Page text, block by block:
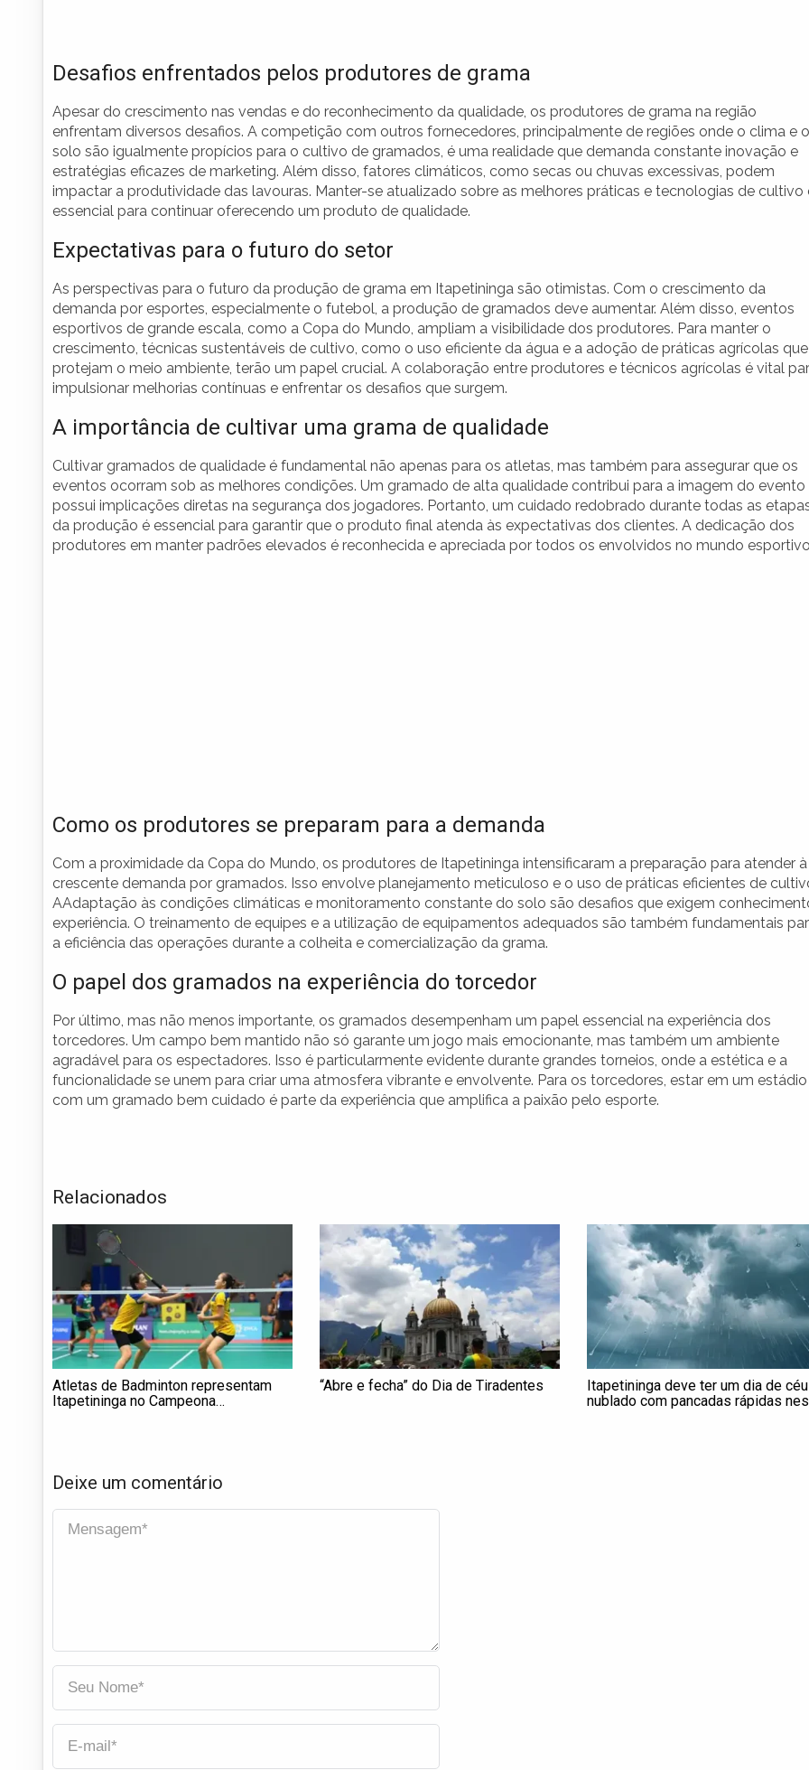
Desafios enfrentados pelos produtores de grama
Apesar do crescimento nas vendas e do reconhecimento da qualidade, os produtores de grama na região
enfrentam diversos desafios. A competição com outros fornecedores, principalmente de regiões onde o clima e o
solo são igualmente propícios para o cultivo de gramados, é uma realidade que demanda constante inovação e
estratégias eficazes de marketing. Além disso, fatores climáticos, como secas ou chuvas excessivas, podem
impactar a produtividade das lavouras. Manter-se atualizado sobre as melhores práticas e tecnologias de cultivo
essencial para continuar oferecendo um produto de qualidade.
Expectativas para o futuro do setor
As perspectivas para o futuro da produção de grama em Itapetininga são otimistas. Com o crescimento da
demanda por esportes, especialmente o futebol, a produção de gramados deve aumentar. Além disso, eventos
esportivos de grande escala, como a Copa do Mundo, ampliam a visibilidade dos produtores. Para manter o
crescimento, técnicas sustentáveis de cultivo, como o uso eficiente da água e a adoção de práticas agrícolas que
protejam o meio ambiente, terão um papel crucial. A colaboração entre produtores e técnicos agrícolas é vital
impulsionar melhorias contínuas e enfrentar os desafios que surgem.
A importância de cultivar uma grama de qualidade
Cultivar gramados de qualidade é fundamental não apenas para os atletas, mas também para assegurar que os
eventos ocorram sob as melhores condições. Um gramado de alta qualidade contribui para a imagem do evento
possui implicações diretas na segurança dos jogadores. Portanto, um cuidado redobrado durante todas as
da produção é essencial para garantir que o produto final atenda às expectativas dos clientes. A dedicação dos
produtores em manter padrões elevados é reconhecida e apreciada por todos os envolvidos no mundo
Como os produtores se preparam para a demanda
Com a proximidade da Copa do Mundo, os produtores de Itapetininga intensificaram a preparação para atender à
crescente demanda por gramados. Isso envolve planejamento meticuloso e o uso de práticas eficientes de
AAdaptação às condições climáticas e monitoramento constante do solo são desafios que exigem
experiência. O treinamento de equipes e a utilização de equipamentos adequados são também fundamentais
a eficiência das operações durante a colheita e comercialização da grama.
O papel dos gramados na experiência do torcedor
Por último, mas não menos importante, os gramados desempenham um papel essencial na experiência dos
torcedores. Um campo bem mantido não só garante um jogo mais emocionante, mas também um ambiente
agradável para os espectadores. Isso é particularmente evidente durante grandes torneios, onde a estética e a
funcionalidade se unem para criar uma atmosfera vibrante e envolvente. Para os torcedores, estar em um estádio
com um gramado bem cuidado é parte da experiência que amplifica a paixão pelo esporte.
Relacionados
Atletas de Badminton representam
Itapetininga no Campeona…
“Abre e fecha” do Dia de Tiradentes
Itapetininga deve ter um dia de céu
nublado com pancadas rápidas
Deixe um comentário